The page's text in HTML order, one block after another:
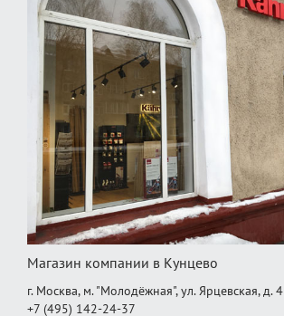
Магазин компании в Кунцево
г. Москва, м. "Молодёжная", ул. Ярцевская, д. 4
+7 (495) 142-24-37